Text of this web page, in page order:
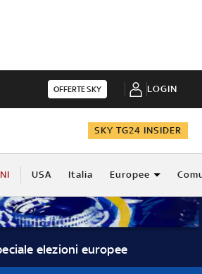
OFFERTE SKY LOGIN
SKY TG24 INSIDER
USA Italia Europee
elezioni europee